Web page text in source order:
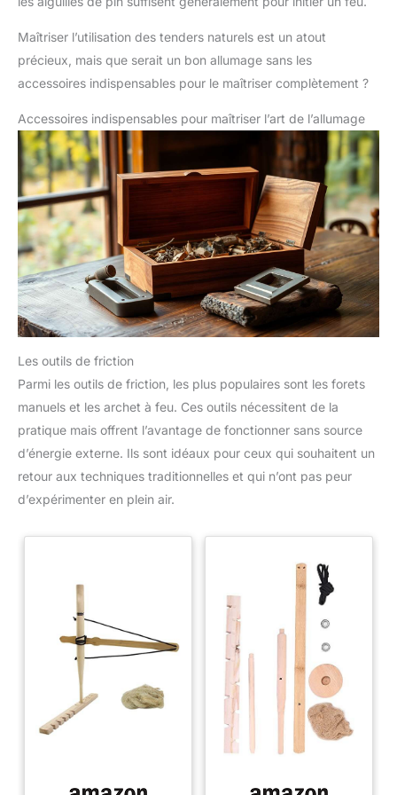
Maîtriser l’utilisation des tenders naturels est un atout
précieux, mais que serait un bon allumage sans les
accessoires indispensables pour le maîtriser complètement ?
Accessoires indispensables pour maîtriser l’art de l’allumage
Les outils de friction
Parmi les outils de friction, les plus populaires sont les forets
manuels et les archet à feu. Ces outils nécessitent de la
pratique mais offrent l’avantage de fonctionner sans source
d’énergie externe. Ils sont idéaux pour ceux qui souhaitent un
retour aux techniques traditionnelles et qui n’ont pas peur
d’expérimenter en plein air.